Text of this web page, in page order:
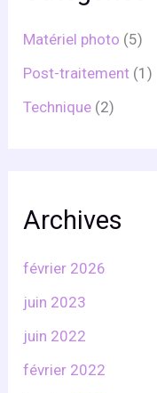
Matériel photo (5)
Post-traitement (1)
Technique (2)
Archives
février 2026
juin 2023
juin 2022
février 2022